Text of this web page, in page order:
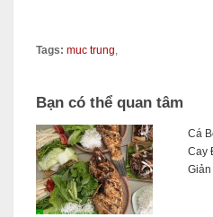
Tags: muc trung,
Bạn có thể quan tâm
Cá
Cay
Giản